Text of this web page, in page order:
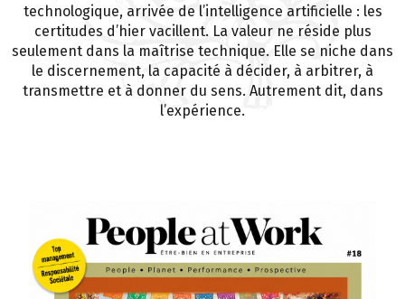
technologique, arrivée de l’intelligence artificielle : les
certitudes d’hier vacillent. La valeur ne réside plus
seulement dans la maîtrise technique. Elle se niche dans
le discernement, la capacité à décider, à arbitrer, à
transmettre et à donner du sens. Autrement dit, dans
l’expérience.